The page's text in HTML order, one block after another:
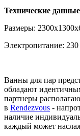
Технические
Размеры:
Электропитание:
Ванны для пар
обладают
партнеры
в Rendezvous -
наличие
каждый может